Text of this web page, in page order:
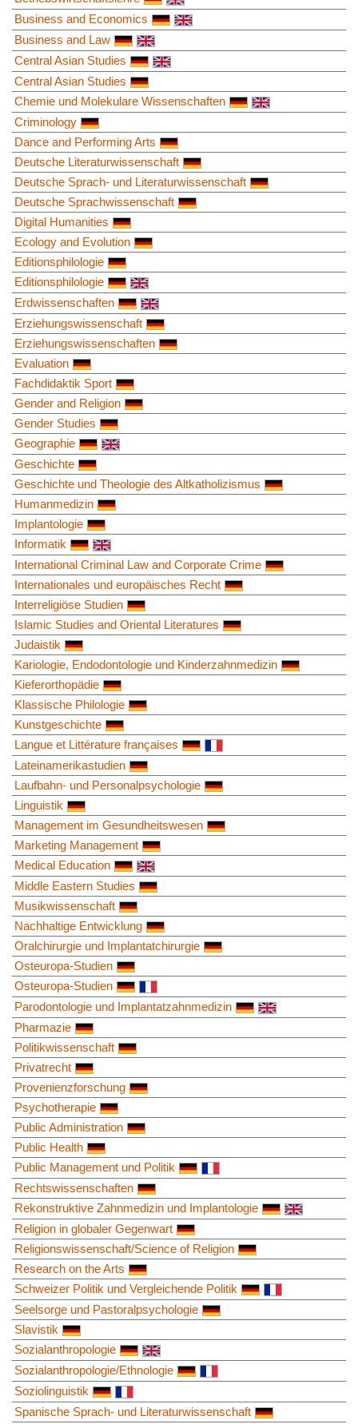
Business and Economics
Business and Law
Central Asian Studies
Central Asian Studies
Chemie und Molekulare Wissenschaften
Criminology
Dance and Performing Arts
Deutsche Literaturwissenschaft
Deutsche Sprach- und Literaturwissenschaft
Deutsche Sprachwissenschaft
Digital Humanities
Ecology and Evolution
Editionsphilologie
Editionsphilologie
Erdwissenschaften
Erziehungswissenschaft
Erziehungswissenschaften
Evaluation
Fachdidaktik Sport
Gender and Religion
Gender Studies
Geographie
Geschichte
Geschichte und Theologie des Altkatholizismus
Humanmedizin
Implantologie
Informatik
International Criminal Law and Corporate Crime
Internationales und europäisches Recht
Interreligiöse Studien
Islamic Studies and Oriental Literatures
Judaistik
Kariologie, Endodontologie und Kinderzahnmedizin
Kieferorthopädie
Klassische Philologie
Kunstgeschichte
Langue et Littérature françaises
Lateinamerikastudien
Laufbahn- und Personalpsychologie
Linguistik
Management im Gesundheitswesen
Marketing Management
Medical Education
Middle Eastern Studies
Musikwissenschaft
Nachhaltige Entwicklung
Oralchirurgie und Implantatchirurgie
Osteuropa-Studien
Osteuropa-Studien
Parodontologie und Implantatzahnmedizin
Pharmazie
Politikwissenschaft
Privatrecht
Provenienzforschung
Psychotherapie
Public Administration
Public Health
Public Management und Politik
Rechtswissenschaften
Rekonstruktive Zahnmedizin und Implantologie
Religion in globaler Gegenwart
Religionswissenschaft/Science of Religion
Research on the Arts
Schweizer Politik und Vergleichende Politik
Seelsorge und Pastoralpsychologie
Slavistik
Sozialanthropologie
Sozialanthropologie/Ethnologie
Soziolinguistik
Spanische Sprach- und Literaturwissenschaft